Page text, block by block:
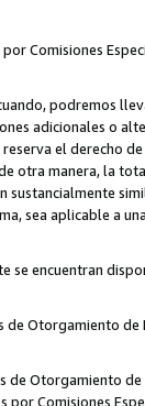
por Comisiones
podremos
adicionales o
reserva el derecho
otra manera, la
sustancialmente
sea aplicable a
se encuentran
de Otorgamiento de
de Otorgamiento de
por Comisiones